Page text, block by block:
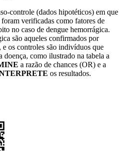
controle (dados hipotéticos) em que
verificadas como fatores de
no caso de dengue hemorrágica.
são aqueles confirmados por
os controles são indivíduos que
doença, como ilustrado na tabela a
a razão de chances (OR) e a
os resultados.